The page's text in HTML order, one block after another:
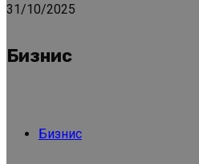
31/10/2025
Бизнис
Бизнис